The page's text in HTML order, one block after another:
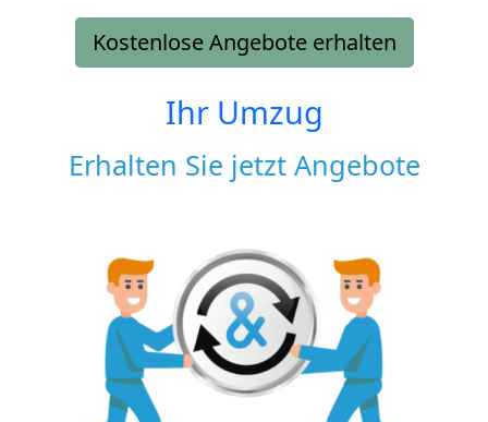
Kostenlose Angebote erhalten
Ihr Umzug
Erhalten Sie jetzt Angebote